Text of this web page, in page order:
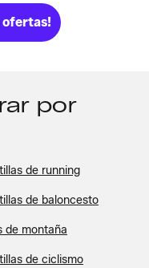
ofertas!
por
de running
de baloncesto
de montaña
de ciclismo